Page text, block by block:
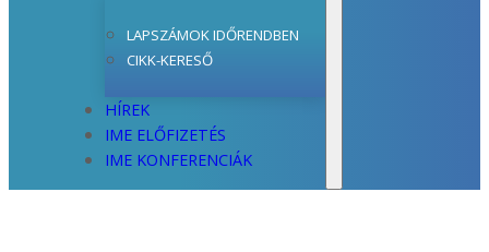
LAPSZÁMOK IDŐRENDBEN
CIKK-KERESŐ
HÍREK
IME ELŐFIZETÉS
IME KONFERENCIÁK